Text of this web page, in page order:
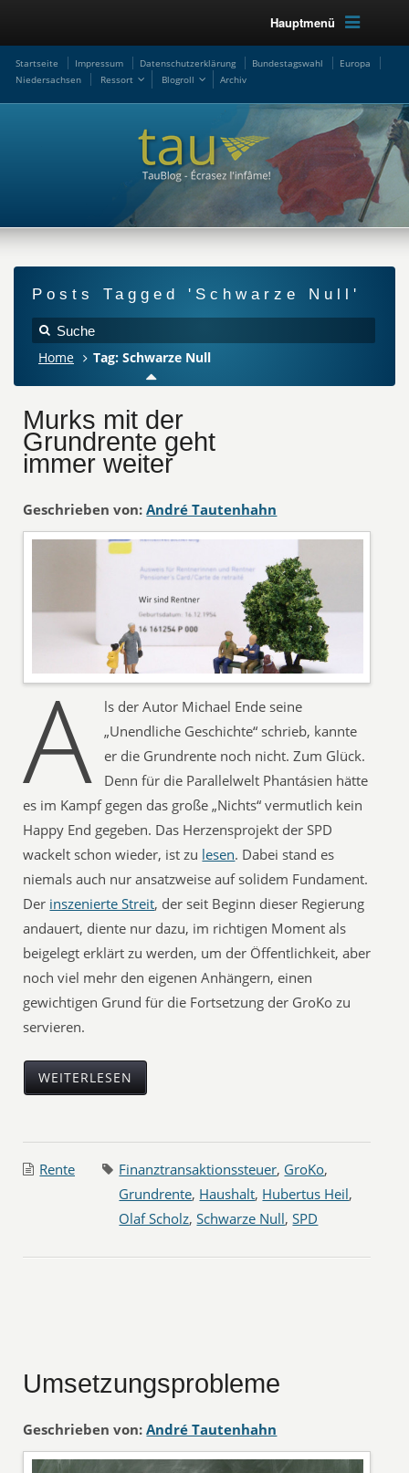
Hauptmenü
Startseite Impressum Datenschutzerklärung Bundestagswahl
Europa
Niedersachsen
Ressort Blogroll Archiv
Posts Tagged 'Schwarze Null'
Home Tag: Schwarze Null
Murks mit der
Grundrente geht
immer weiter
Geschrieben von: André Tautenhahn
A
ls der Autor Michael Ende seine
„Unendliche Geschichte“ schrieb, kannte
er die Grundrente noch nicht. Zum Glück.
Denn für die Parallelwelt Phantásien hätte
es im Kampf gegen das große „Nichts“ vermutlich kein
Happy End gegeben. Das Herzensprojekt der SPD
wackelt schon wieder, ist zu lesen. Dabei stand es
niemals auch nur ansatzweise auf solidem Fundament.
Der inszenierte Streit, der seit Beginn dieser Regierung
andauert, diente nur dazu, im richtigen Moment als
beigelegt erklärt zu werden, um der Öffentlichkeit, aber
noch viel mehr den eigenen Anhängern, einen
gewichtigen Grund für die Fortsetzung der GroKo zu
servieren.
WEITERLESEN
Rente Finanztransaktionssteuer, GroKo,
Grundrente, Haushalt, Hubertus Heil,
Olaf Scholz,Schwarze Null,SPD
Umsetzungsprobleme
Geschrieben von: André Tautenhahn